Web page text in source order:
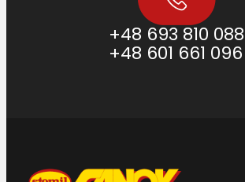
+48 693 810 088
+48 601 661 096